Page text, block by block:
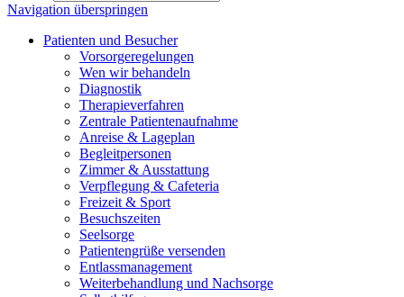
Navigation überspringen
Patienten und Besucher
Vorsorgeregelungen
Wen wir behandeln
Diagnostik
Therapieverfahren
Zentrale Patientenaufnahme
Anreise & Lageplan
Begleitpersonen
Zimmer & Ausstattung
Verpflegung & Cafeteria
Freizeit & Sport
Besuchszeiten
Seelsorge
Patientengrüße versenden
Entlassmanagement
Weiterbehandlung und Nachsorge